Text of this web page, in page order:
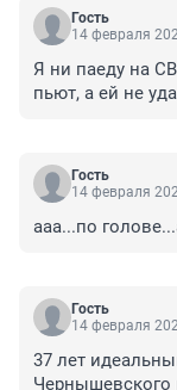
Гость
14 февраля
Я ни паеду на
пьют, а ей не
Гость
14 февраля
ааа...по
Гость
14 февраля
37 лет
Чернышевского